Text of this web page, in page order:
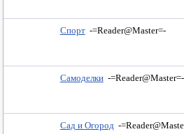
Спорт -=Reader@Master=-
Самоделки -=Reader@Master=-
Сад и Огород -